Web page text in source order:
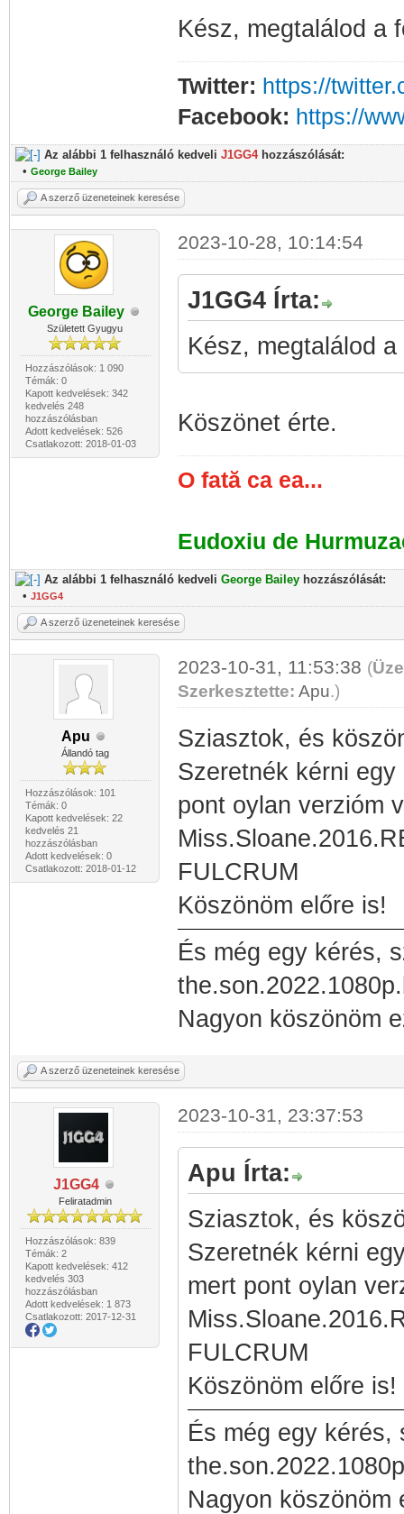
Kész, megtalálod a
Twitter: https://
Facebook: https://
Az alábbi 1 felhasználó kedveli J1GG4hozzászólását:
• George Bailey
A szerző üzeneteinek keresése
George Bailey
Született Gyugyu
Hozzászólások: 1 090
Témák: 0
Kapott kedvelések: 342
kedvelés 248
hozzászólásban
Adott kedvelések: 526
Csatlakozott: 2018-01-03
2023-10-28, 10:14:54
J1GG4 Írta:
Kész, megtalálod
Köszönet érte.
O fată ca ea...
Eudoxiu de
Az alábbi 1 felhasználó kedveli George Bailey hozzászólását:
• J1GG4
A szerző üzeneteinek keresése
Apu
Állandó tag
Hozzászólások: 101
Témák: 0
Kapott kedvelések: 22
kedvelés 21
hozzászólásban
Adott kedvelések: 0
Csatlakozott: 2018-01-12
2023-10-31, 11:53:38 (
Szerkesztette: Apu.)
Sziasztok, és
Szeretnék kérni
pont oylan verzióm
FULCRUM
Köszönöm előre is!
És még egy kérés,
Nagyon köszönöm
A szerző üzeneteinek keresése
J1GG4
Feliratadmin
Hozzászólások: 839
Témák: 2
Kapott kedvelések: 412
kedvelés 303
hozzászólásban
Adott kedvelések: 1 873
Csatlakozott: 2017-12-31
2023-10-31, 23:37:53
Apu Írta:
Sziasztok, és
Szeretnék kérni
mert pont oylan
FULCRUM
Köszönöm előre is!
És még egy kérés,
Nagyon köszönöm